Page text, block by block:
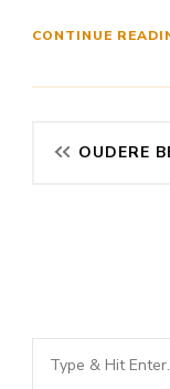
CONTINUE
OUDERE
Looking